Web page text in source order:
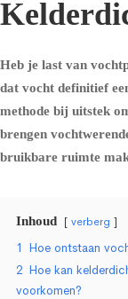
Heb je last van
dat vocht definitief
methode bij uitstek
brengen
bruikbare ruimte
Inhoud verberg
1 Hoe ontstaan
2 Hoe kan
voorkomen?